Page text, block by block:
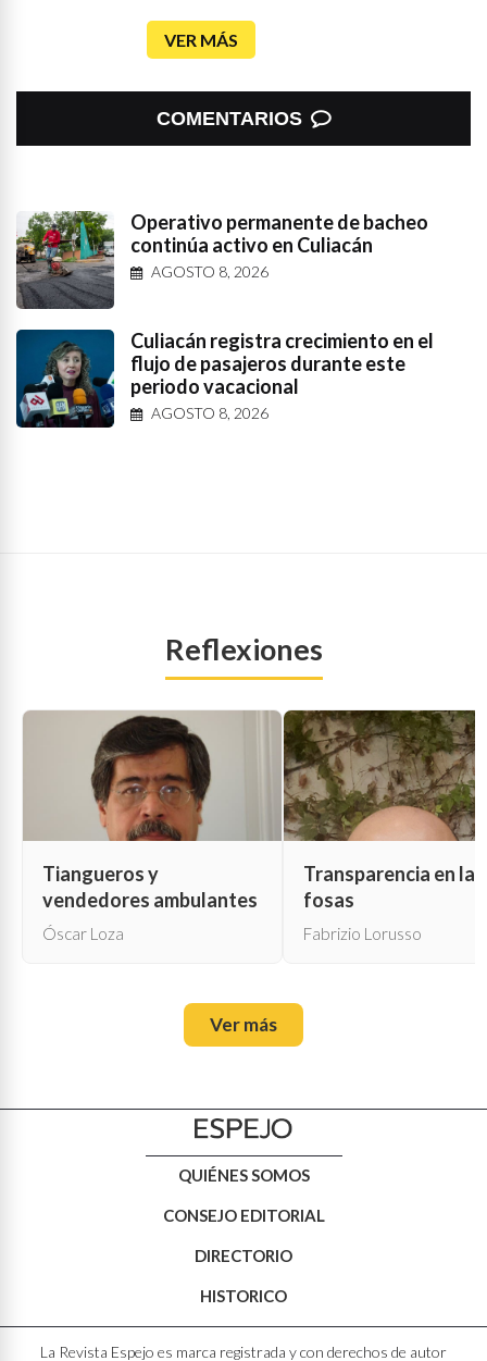
VER MÁS
COMENTARIOS
Operativo permanente de bacheo
continúa activo en Culiacán
AGOSTO 8, 2026
Culiacán registra crecimiento en el
flujo de pasajeros durante este
periodo vacacional
AGOSTO 8, 2026
Reflexiones
Tiangueros y
vendedores ambulantes
Óscar Loza
Transparencia en las
fosas
Fabrizio Lorusso
Ver más
QUIÉNES SOMOS
CONSEJO EDITORIAL
DIRECTORIO
HISTORICO
La Revista Espejo es marca registrada y con derechos de autor